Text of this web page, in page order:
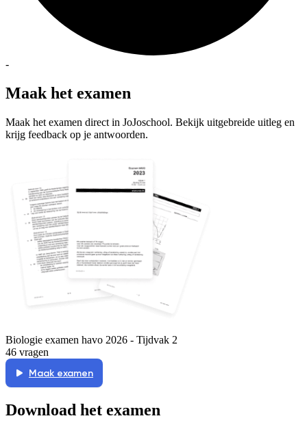
-
Maak het examen
Maak het examen direct in JoJoschool. Bekijk uitgebreide uitleg en
krijg feedback op je antwoorden.
Biologie examen havo 2026 - Tijdvak 2
46 vragen
Maak examen
Download het examen